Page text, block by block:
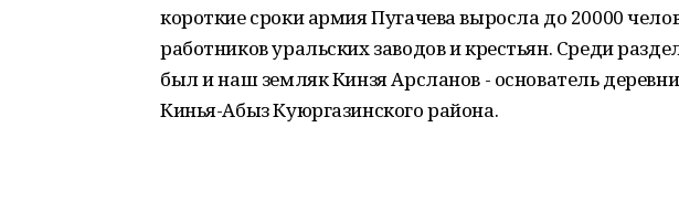
короткие сроки армия Пугачева выросла до 20000
работников уральских заводов и крестьян. Среди
был и наш земляк Кинзя Арсланов - основатель
Кинья-Абыз Куюргазинского района.